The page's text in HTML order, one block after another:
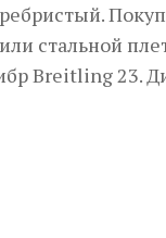
стальной
Breitling 23.